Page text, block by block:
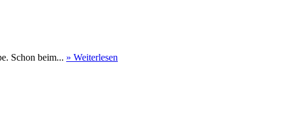
Schon beim... » Weiterlesen